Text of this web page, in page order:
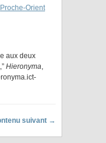
Proche-Orient
aux deux
Hieronyma,
suivant →